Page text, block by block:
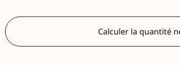
Calculer la quantité